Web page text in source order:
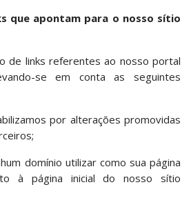
que apontam para o nosso sítio
de links referentes ao nosso portal
se em conta as seguintes
por alterações promovidas
domínio utilizar como sua página
à página inicial do nosso sítio